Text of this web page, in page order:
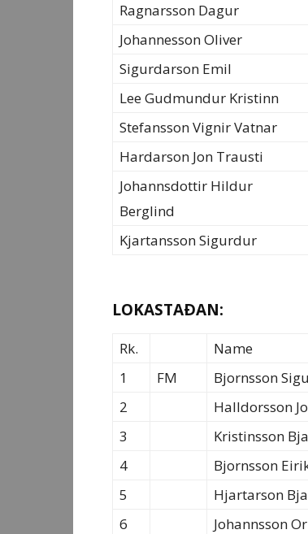
Ragnarsson Dagur
Johannesson Oliver
Sigurdarson Emil
Lee Gudmundur Kristinn
Stefansson Vignir Vatnar
Hardarson Jon Trausti
Johannsdottir Hildur
Berglind
Kjartansson Sigurdur
LOKASTAÐAN:
Rk. Name
1
FM Bjornsson
2
Halldorsson
3
Kristinsson
4
Bjornsson
5
Hjartarson
6
Johannsson